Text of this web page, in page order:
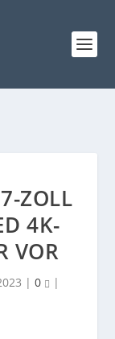
ZOLL
4K-
VOR
| 0 |